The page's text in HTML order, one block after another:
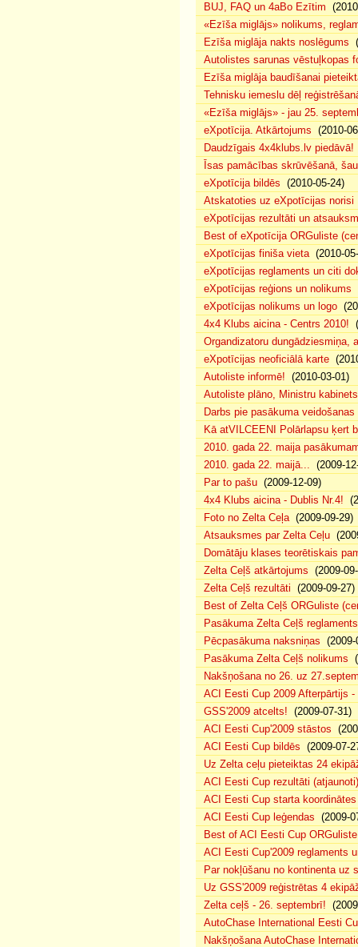
BUJ, FAQ un 4aBo Ezītim
«Ezīša miglājs» nolikums,
Ezīša miglāja nakts noslēgums
Autolistes sarunas vēstuļkopas
Ezīša miglāja baudīšanai
Tehnisku iemeslu dēļ
«Ezīša miglājs» - jau 25.
eXpotīcija. Atkārtojums (2010-
Daudzīgais 4x4klubs.lv piedāvā!
Īsas pamācības skrūvēšanā,
eXpotīcija bildēs (2010-05-24)
Atskatoties uz eXpotīcijas norisi
eXpotīcijas rezultāti un
Best of eXpotīcija ORGuliste
eXpotīcijas finiša vieta(2010-
eXpotīcijas reglaments un citi
eXpotīcijas reģions un nolikums
eXpotīcijas nolikums un logo
4x4 Klubs aicina - Centrs 2010!
Organdizatoru dungādziesmiņa,
eXpotīcijas neoficiālā karte
Autoliste informē! (2010-03-01)
Autoliste plāno, Ministru
Darbs pie pasākuma
Kā atVILCEENI Polārlapsu ķert
2010. gada 22. maija
2010. gada 22. maijā... (2009-
Par to pašu (2009-12-09)
4x4 Klubs aicina - Dublis Nr.4!
Foto no Zelta Ceļa(2009-09-29)
Atsauksmes par Zelta Ceļu
Domātāju klases teorētiskais
Zelta Ceļš atkārtojums (2009-
Zelta Ceļš rezultāti (2009-09-27)
Best of Zelta Ceļš ORGuliste
Pasākuma Zelta Ceļš reglaments
Pēcpasākuma naksniņas (2009-
Pasākuma Zelta Ceļš nolikums
Nakšņošana no 26. uz
ACI Eesti Cup 2009 Afterpārtijs -
GSS'2009 atcelts! (2009-07-31)
ACI Eesti Cup'2009 stāstos
ACI Eesti Cup bildēs (2009-07-
Uz Zelta ceļu pieteiktas 24
ACI Eesti Cup rezultāti (atjaunoti)
ACI Eesti Cup starta koordinātes
ACI Eesti Cup leģendas (2009-
Best of ACI Eesti Cup
ACI Eesti Cup'2009 reglaments
Par nokļūšanu no kontinenta uz
Uz GSS'2009 reģistrētas 4
Zelta ceļš - 26. septembrī!
AutoChase International Eesti
Nakšņošana AutoChase